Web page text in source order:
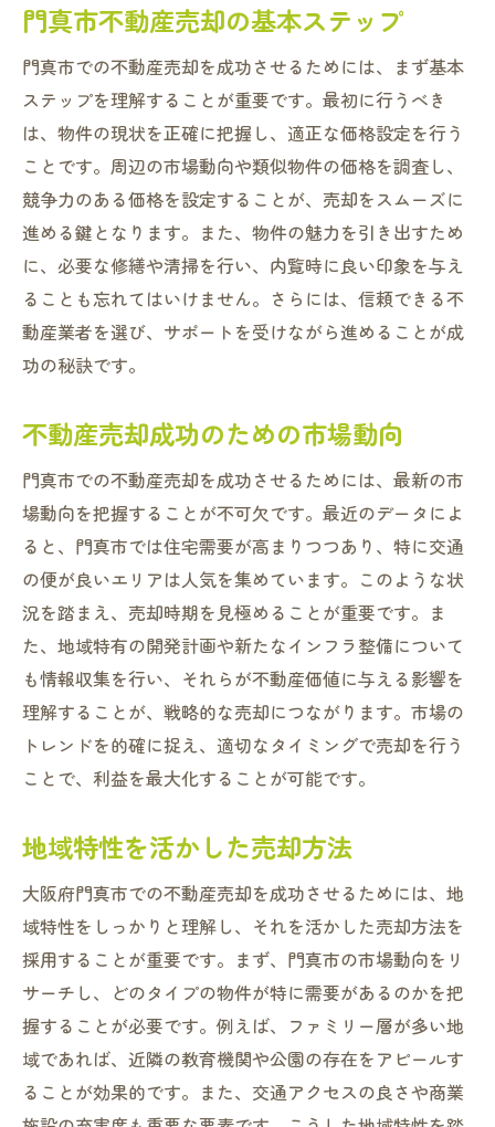
売却計画に役立つ地域情報
投資家向けの市場分析手法
利益を最大化する売却具体策
投資家が注目すべき市場の変化
不動産売却の秘訣を門真市で学ぶ
不動産売却秘訣の基本とは
門真市での売却成功事例紹介
売却前に知るべき市場動向
専門家のアドバイスを活用する
門真市の不動産市場で利益を最大化
市場動向を活用した売却戦略
利益を追求するためのコツ
不動産評価を高める方法
競争力を持つ売却計画
門真市市場の魅力を理解する
成功するための市場調査法
成功する門真市の不動産売却術
売却術を磨くための基本
門真市での不動産売却の流れ
法律や税金を意識した売却法
売却を成功に導く準備とは
経験者が語る売却の現実
大阪府門真市で売却利益を伸ばす
売却利益を上げるための工夫
地域特性を生かした販売戦略
売却利益に影響する要因とは
適切なタイミングで売却する
門真市不動産売却の基本ステップ
門真市での不動産売却を成功させるためには、まず基本
ステップを理解することが重要です。最初に行うべき
は、物件の現状を正確に把握し、適正な価格設定を行う
ことです。周辺の市場動向や類似物件の価格を調査し、
競争力のある価格を設定することが、売却をスムーズに
進める鍵となります。また、物件の魅力を引き出すため
に、必要な修繕や清掃を行い、内覧時に良い印象を与え
ることも忘れてはいけません。さらには、信頼できる不
動産業者を選び、サポートを受けながら進めることが成
功の秘訣です。
不動産売却成功のための市場動向
門真市での不動産売却を成功させるためには、最新の市
場動向を把握することが不可欠です。最近のデータによ
ると、門真市では住宅需要が高まりつつあり、特に交通
の便が良いエリアは人気を集めています。このような状
況を踏まえ、売却時期を見極めることが重要です。ま
た、地域特有の開発計画や新たなインフラ整備について
も情報収集を行い、それらが不動産価値に与える影響を
理解することが、戦略的な売却につながります。市場の
トレンドを的確に捉え、適切なタイミングで売却を行う
ことで、利益を最大化することが可能です。
地域特性を活かした売却方法
大阪府門真市での不動産売却を成功させるためには、地
域特性をしっかりと理解し、それを活かした売却方法を
採用することが重要です。まず、門真市の市場動向をリ
サーチし、どのタイプの物件が特に需要があるのかを把
握することが必要です。例えば、ファミリー層が多い地
域であれば、近隣の教育機関や公園の存在をアピールす
ることが効果的です。また、交通アクセスの良さや商業